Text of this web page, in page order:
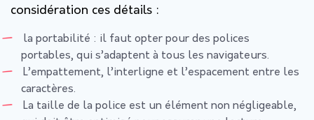
considération ces détails :
la portabilité : il faut opter pour des polices
portables, qui s’adaptent à tous les navigateurs.
L’empattement, l’interligne et l’espacement entre les
caractères.
La taille de la police est un élément non négligeable,